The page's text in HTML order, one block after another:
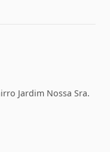
Jardim Nossa Sra.